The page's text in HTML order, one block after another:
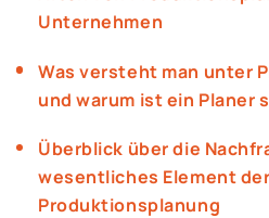
Unternehmen
Was versteht man unter
und warum ist ein Planer
Überblick über die
wesentliches Element der
Produktionsplanung